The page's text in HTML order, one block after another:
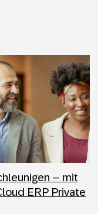
– mit
ERP Private